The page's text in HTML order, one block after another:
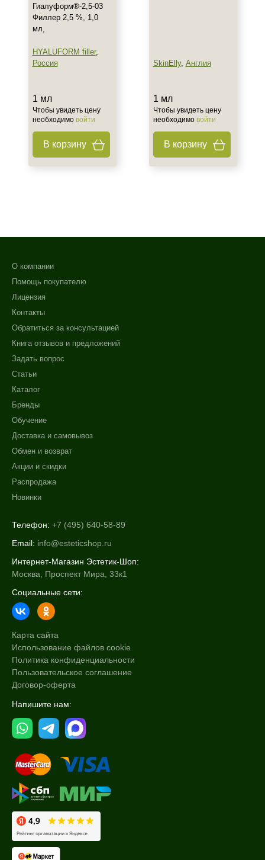
Гиалуформ®-2,5-03
Филлер 2,5 %, 1,0
мл,
HYALUFORM filler,
Россия
1 мл
Чтобы увидеть цену
необходимо войти
В корзину
SkinElly, Англия
1 мл
Чтобы увидеть цену
необходимо войти
В корзину
О компании
Помощь покупателю
Лицензия
Контакты
Обратиться за консультацией
Книга отзывов и предложений
Задать вопрос
Статьи
Каталог
Бренды
Обучение
Доставка и самовывоз
Обмен и возврат
Акции и скидки
Распродажа
Новинки
Телефон: +7 (495) 640-58-89
Email: info@esteticshop.ru
Интернет-Магазин Эстетик-Шоп:
Москва, Проспект Мира, 33к1
Социальные сети:
Карта сайта
Использование файлов cookie
Политика конфиденциальности
Пользовательское соглашение
Договор-оферта
Напишите нам: